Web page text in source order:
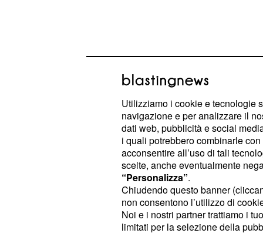
I due hanno annunciato con
canali social la nascita del nuovo
dichiarato di credere tantissimo.
La nascita
Utilizziamo i cookie e tecnologie
navigazione e per analizzare il
dati web, pubblicità e social
i quali potrebbero combinarle
acconsentire all’uso di tali
scelte, anche eventualmente
“Personalizza”.
Chiudendo questo banner
non consentono l’utilizzo di
Noi e i nostri partner trattiamo i
limitati per la selezione della